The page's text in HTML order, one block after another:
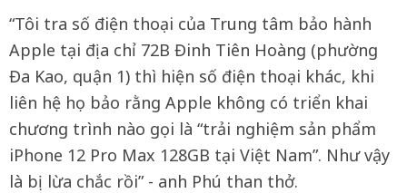
“Tôi tra số điện thoại của Trung tâm bảo hành
Apple tại địa chỉ 72B Đinh Tiên Hoàng (phường
Đa Kao, quận 1) thì hiện số điện thoại khác, khi
liên hệ họ bảo rằng Apple không có triển khai
chương trình nào gọi là “trải nghiệm sản phẩm
iPhone 12 Pro Max 128GB tại Việt Nam”. Như vậy
là bị lừa chắc rồi” - anh Phú than thở.